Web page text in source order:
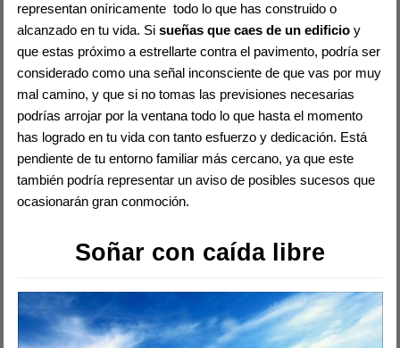
representan oníricamente todo lo que has construido o
alcanzado en tu vida. Sisueñas que caes de un edificio y
que estas próximo a estrellarte contra el pavimento, podría ser
considerado como una señal inconsciente de que vas por muy
mal camino, y que si no tomas las previsiones necesarias
podrías arrojar por la ventana todo lo que hasta el momento
has logrado en tu vida con tanto esfuerzo y dedicación. Está
pendiente de tu entorno familiar más cercano, ya que este
también podría representar un aviso de posibles sucesos que
ocasionarán gran conmoción.
Soñar con caída libre